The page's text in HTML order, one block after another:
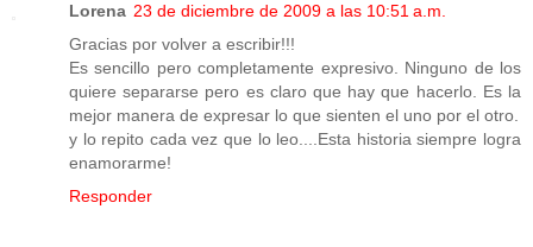
Lorena 23 de diciembre de 2009 a las 10:51 a.m.
Gracias por volver a escribir!!!
Es sencillo pero completamente expresivo. Ninguno de los
quiere separarse pero es claro que hay que hacerlo. Es la
mejor manera de expresar lo que sienten el uno por el otro.
y lo repito cada vez que lo leo....Esta historia siempre logra
enamorarme!
Responder